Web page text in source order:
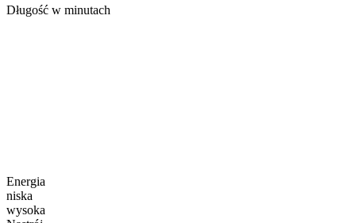
Długość w minutach
Energia
niska
wysoka